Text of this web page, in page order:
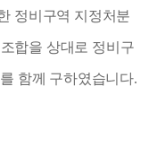
정비구역 지정처분
합을 상대로 정비구
함께 구하였습니다.